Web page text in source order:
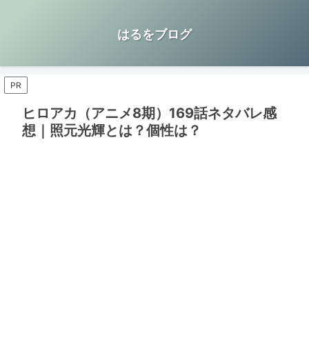
はるをブログ
PR
ヒロアカ（アニメ8期）169話ネタバレ感
想｜照元光輝とは？個性は？